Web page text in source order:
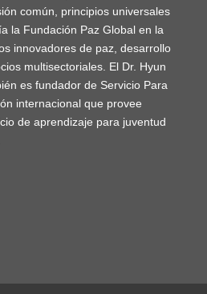
común, principios universales
la Fundación Paz Global en la
innovadores de paz, desarrollo
multisectoriales. El Dr. Hyun
es fundador de Servicio Para
internacional que provee
de aprendizaje para juventud